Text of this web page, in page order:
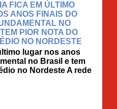
FICA EM ÚLTIMO
ANOS FINAIS DO
NO
PIOR NOTA DO
NO NORDESTE
lugar nos anos
no Brasil e tem
no Nordeste A rede